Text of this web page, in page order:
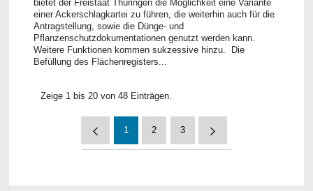
bietet der Freistaat Thüringen die Möglichkeit eine Variante
einer Ackerschlagkartei zu führen, die weiterhin auch für die
Antragstellung, sowie die Dünge- und
Pflanzenschutzdokumentationen genutzt werden kann.
Weitere Funktionen kommen sukzessive hinzu. Die
Befüllung des Flächenregisters...
Zeige 1 bis 20 von 48 Einträgen.
Seite
1 Seite
2 Seite
3